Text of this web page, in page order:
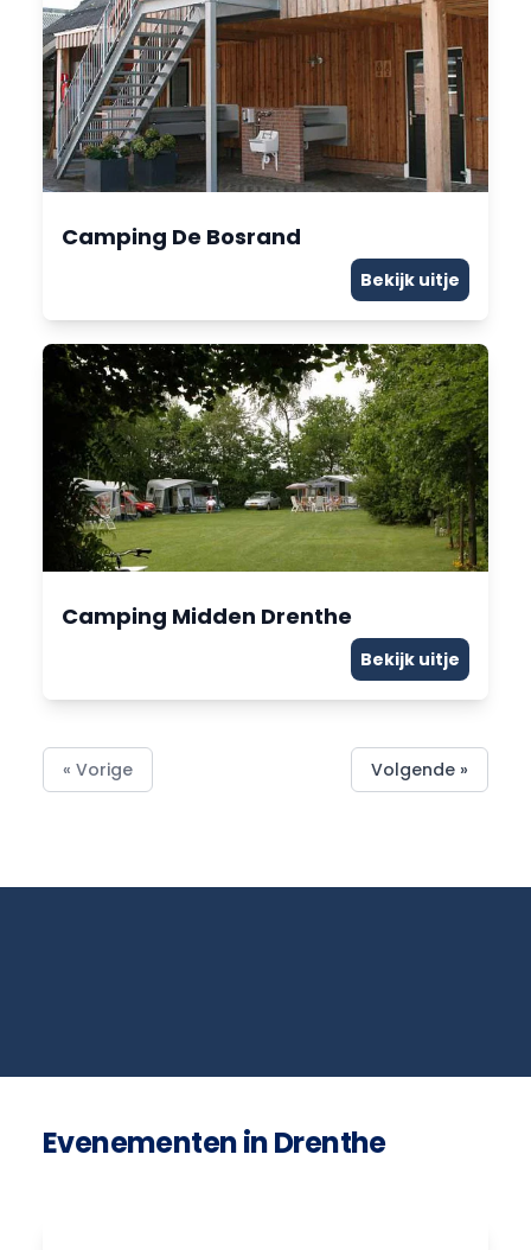
Camping De Bosrand
Bekijk uitje
Camping Midden Drenthe
Bekijk uitje
« Vorige Volgende »
Evenementen in Drenthe